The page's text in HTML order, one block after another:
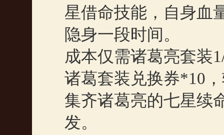
星借命技能，自身血
隐身一段时间。
成本仅需诸葛亮套装
诸葛套装兑换券*10
集齐诸葛亮的七星续
发。